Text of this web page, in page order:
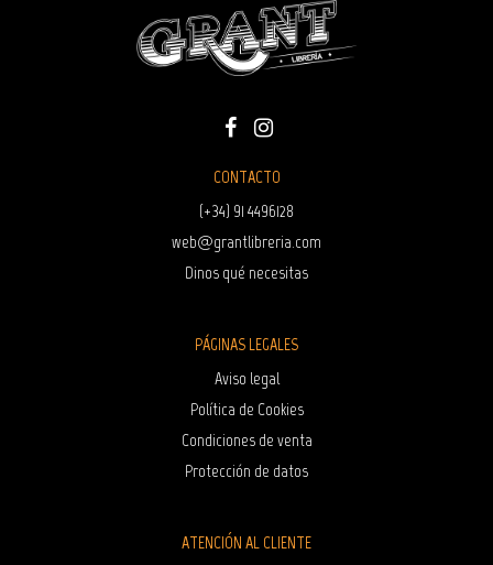
CONTACTO
(+34) 91 4496128
web@grantlibreria.com
Dinos qué necesitas
PÁGINAS LEGALES
Aviso legal
Política de Cookies
Condiciones de venta
Protección de datos
ATENCIÓN AL CLIENTE